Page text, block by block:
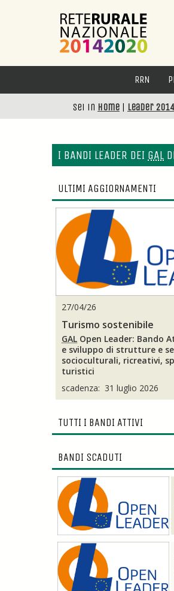
RRN
Sei in Home | Leader
I BANDI LEADER DEI GAL
ULTIMI AGGIORNAMENTI
27/04/26
Turismo sostenibile
GAL Open Leader: Bando
e sviluppo di strutture e
socioculturali, ricreativi,
turistici
scadenza: 31 luglio 2026
TUTTI I BANDI ATTIVI
BANDI SCADUTI